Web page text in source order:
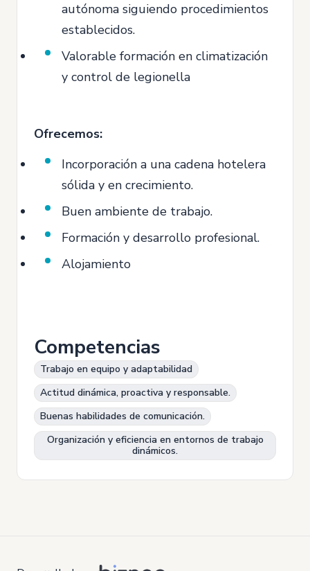
autónoma siguiendo procedimientos
establecidos.
Valorable formación en climatización
y control de legionella
Ofrecemos:
Incorporación a una cadena hotelera
sólida y en crecimiento.
Buen ambiente de trabajo.
Formación y desarrollo profesional.
Alojamiento
Competencias
Trabajo en equipo y adaptabilidad
Actitud dinámica, proactiva y responsable.
Buenas habilidades de comunicación.
Organización y eficiencia en entornos de trabajo
dinámicos.